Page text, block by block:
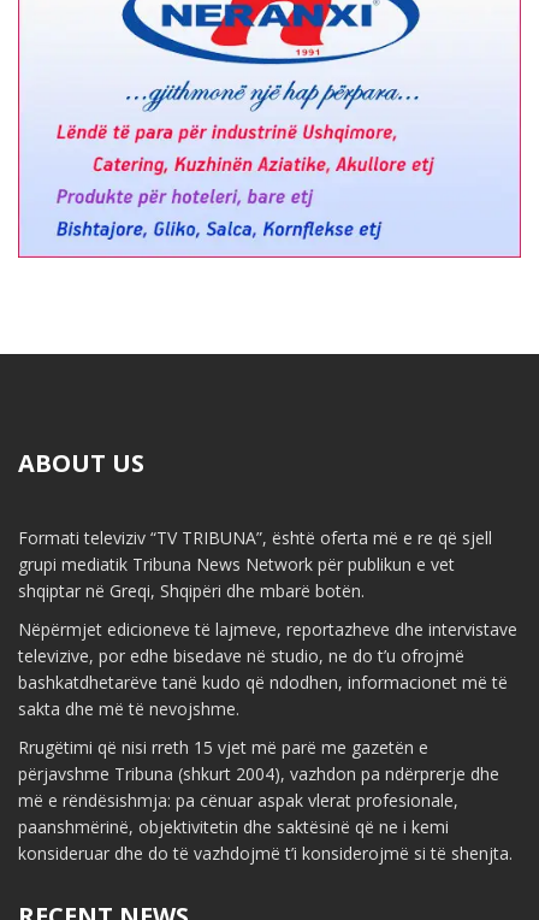
ABOUT US
Formati televiziv “TV TRIBUNA”, është oferta më e re që sjell
grupi mediatik Tribuna News Network për publikun e vet
shqiptar në Greqi, Shqipëri dhe mbarë botën.
Nëpërmjet edicioneve të lajmeve, reportazheve dhe intervistave
televizive, por edhe bisedave në studio, ne do t’u ofrojmë
bashkatdhetarëve tanë kudo që ndodhen, informacionet më të
sakta dhe më të nevojshme.
Rrugëtimi që nisi rreth 15 vjet më parë me gazetën e
përjavshme Tribuna (shkurt 2004), vazhdon pa ndërprerje dhe
më e rëndësishmja: pa cënuar aspak vlerat profesionale,
paanshmërinë, objektivitetin dhe saktësinë që ne i kemi
konsideruar dhe do të vazhdojmë t’i konsiderojmë si të shenjta.